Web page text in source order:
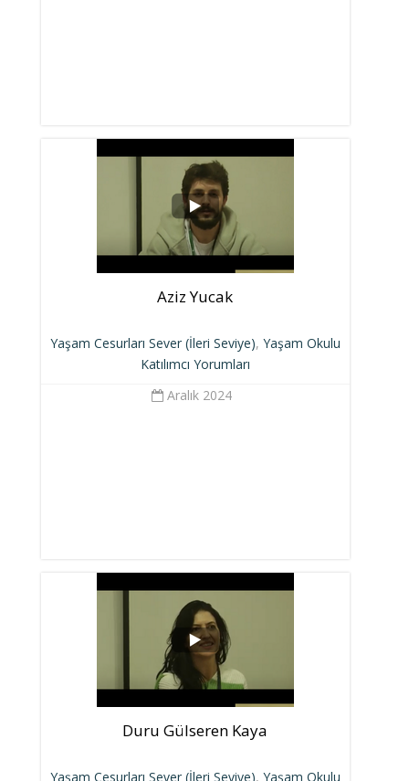
Aziz Yucak
Yaşam Cesurları Sever (İleri Seviye), Yaşam Okulu
Katılımcı Yorumları
Aralık 2024
Duru Gülseren Kaya
Yaşam Cesurları Sever (İleri Seviye), Yaşam Okulu